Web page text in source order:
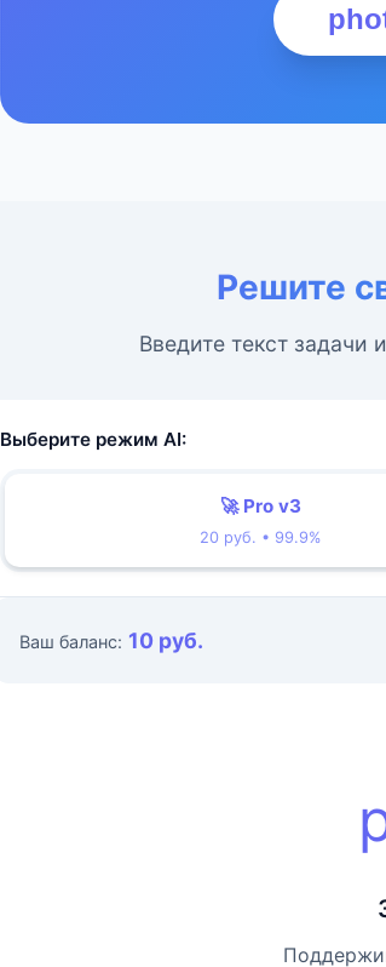
Решите
Введите текст задачи
Выберите режим AI:
🚀 Pro v3
20 руб. • 99.9%
Ваш баланс: 10 руб.